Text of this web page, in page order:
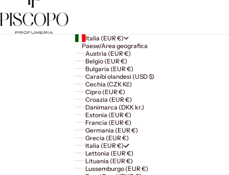
Italia (EUR €)
Paese/Area geografica
Austria (EUR €)
Belgio (EUR €)
Bulgaria (EUR €)
Caraibi olandesi (USD $)
Cechia (CZK Kč)
Cipro (EUR €)
Croazia (EUR €)
Danimarca (DKK kr.)
Estonia (EUR €)
Francia (EUR €)
Germania (EUR €)
Grecia (EUR €)
Italia (EUR €)
Lettonia (EUR €)
Lituania (EUR €)
Lussemburgo (EUR €)